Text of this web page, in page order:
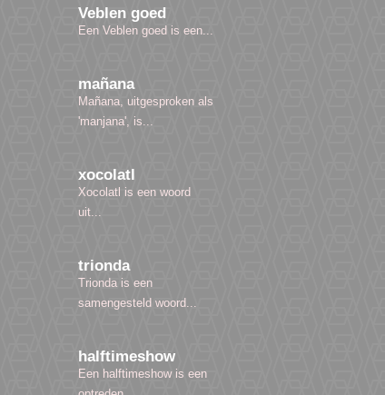
Veblen goed
Een Veblen goed is een...
mañana
Mañana, uitgesproken als
'manjana', is...
xocolatl
Xocolatl is een woord
uit...
trionda
Trionda is een
samengesteld woord...
halftimeshow
Een halftimeshow is een